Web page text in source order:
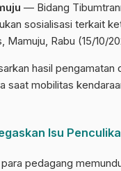
— Bidang
sosialisasi terkait
Mamuju, Rabu (15/10/
hasil
saat mobilitas
Isu
pedagang